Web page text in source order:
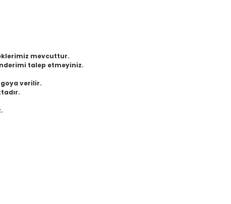
mevcuttur.
talep etmeyiniz.
verilir.